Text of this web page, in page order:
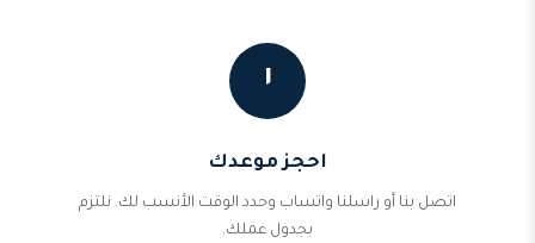
١
احجز موعدك
اتصل بنا أو راسلنا واتساب وحدد الوقت الأنسب لك. نلتزم
بجدول عملك.